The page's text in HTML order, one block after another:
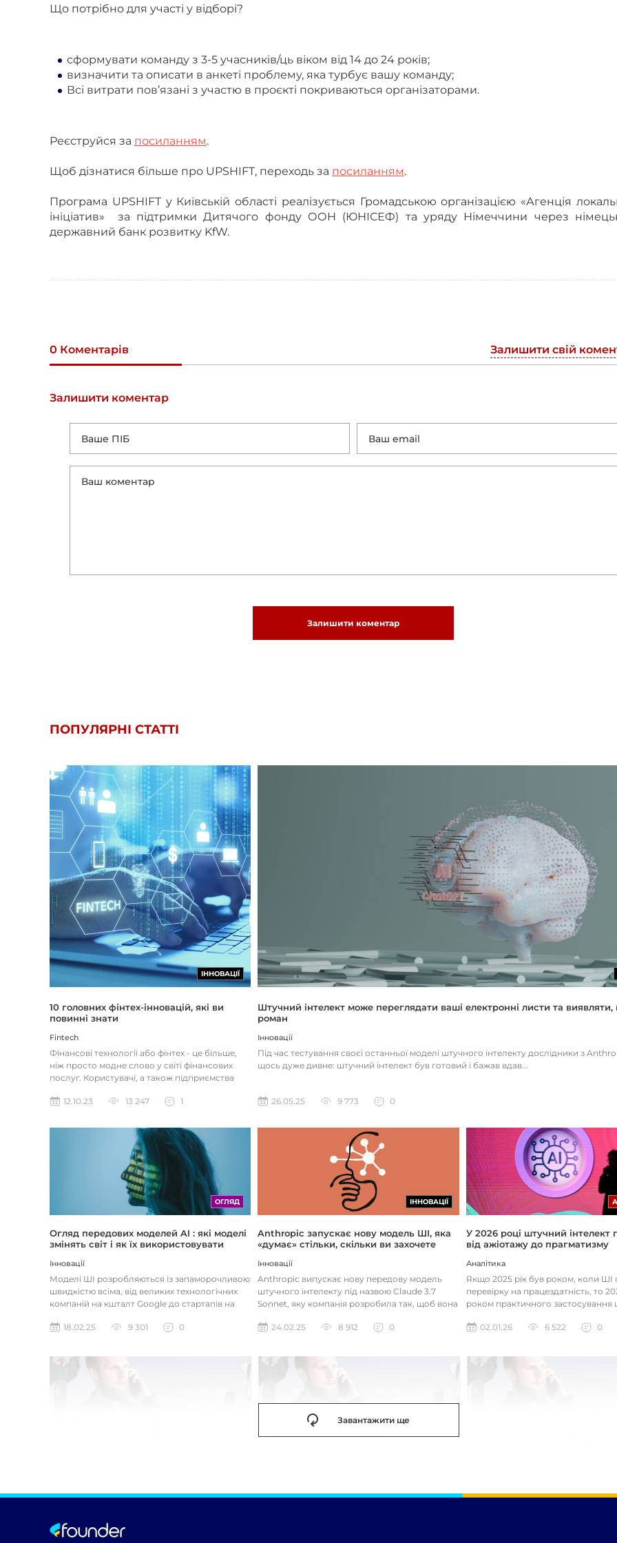
Що потрібно для участі у відборі?
сформувати команду з 3-5 учасників/ць віком від 14 до 24 років;
визначити та описати в анкеті проблему, яка турбує вашу команду;
Всі витрати пов’язані з участю в проєкті покриваються організаторами.
Реєструйся за посиланням.
Щоб дізнатися більше про UPSHIFT, переходь за посиланням.
Програма UPSHIFT у Київській області реалізується Громадською організацією «Агенція
ініціатив» за підтримки Дитячого фонду ООН (ЮНІСЕФ) та уряду Німеччини через
державний банк розвитку KfW.
0 Коментарів Залишити свій
Залишити коментар
Залишити коментар
ПОПУЛЯРНІ СТАТТІ
ІННОВАЦІЇ
10 головних фінтех-інновацій, які ви
повинні знати
Fintech
Фінансові технології або фінтех - це більше,
ніж просто модне слово у світі фінансових
послуг. Користувачі, а також підприємства
12.10.23
13 247 1
Штучний інтелект може переглядати ваші електронні листи та
роман
Інновації
Під час тестування своєї останньої моделі штучного інтелекту дослідники з
щось дуже дивне: штучний інтелект був готовий і бажав вдав...
26.05.25 9 773 0
ОГЛЯД
Огляд передових моделей AI : які моделі
змінять світ і як їх використовувати
Інновації
Моделі ШІ розробляються із запаморочливою
швидкістю всіма, від великих технологічних
компаній на кшталт Google до стартапів на
18.02.25
9 301 0
ІННОВАЦІЇ
Anthropic запускає нову модель ШІ, яка
«думає» стільки, скільки ви захочете
Інновації
Anthropic випускає нову передову модель
штучного інтелекту під назвою Claude 3.7
Sonnet, яку компанія розробила так, щоб вона
24.02.25
8 912 0
У 2026 році штучний інтелект
від ажіотажу до прагматизму
Аналітика
Якщо 2025 рік був роком, коли
перевірку на працездатність, то
роком практичного застосування
02.01.26
6 522 0
Завантажити ще